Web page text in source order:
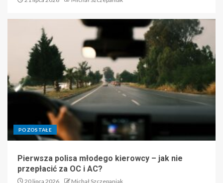
POZOSTAŁE
Pierwsza polisa młodego kierowcy – jak nie
przepłacić za OC i AC?
20 lipca 2026 Michał Szczepaniak